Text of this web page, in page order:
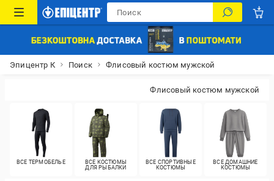
Эпицентр К Поиск Флисовый костюм мужской
Флисовый костюм мужской
ВСЕ ТЕРМОБЕЛЬЕ
ВСЕ КОСТЮМЫ
ДЛЯ РЫБАЛКИ
ВСЕ СПОРТИВНЫЕ
КОСТЮМЫ
ВСЕ ДОМАШНИЕ
КОСТЮМЫ